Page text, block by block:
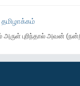
அருள் புரிந்தால் அவன்